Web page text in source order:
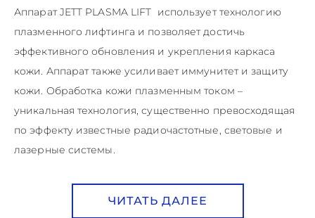
Аппарат JETT PLASMA LIFT использует технологию
плазменного лифтинга и позволяет достичь
эффективного обновления и укрепления каркаса
кожи. Аппарат также усиливает иммунитет и защиту
кожи. Обработка кожи плазменным током –
уникальная технология, существенно превосходящая
по эффекту известные радиочастотные, световые и
лазерные системы.
ЧИТАТЬ ДАЛЕЕ